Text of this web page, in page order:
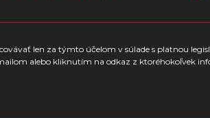
len za týmto účelom v súlade s platnou
alebo kliknutím na odkaz z ktoréhokoľvek